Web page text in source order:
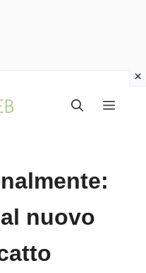
Menu
nuovo